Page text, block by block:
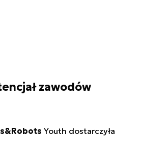
zawodów
Youth dostarczyła